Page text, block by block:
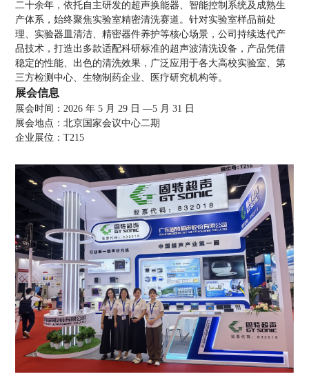
二十余年，依托自主研发的超声换能器、智能控制系统及成熟生
产体系，始终聚焦实验室精密清洗赛道。针对实验室样品前处
理、实验器皿清洁、精密器件养护等核心场景，公司持续迭代产
品技术，打造出多款适配科研标准的超声波清洗设备，产品凭借
稳定的性能、出色的清洗效果，广泛应用于各大高校实验室、第
三方检测中心、生物制药企业、医疗研究机构等。
展会信息
展会时间：2026 年 5 月 29 日 —5 月 31 日
展会地点：北京国家会议中心二期
企业展位：T215